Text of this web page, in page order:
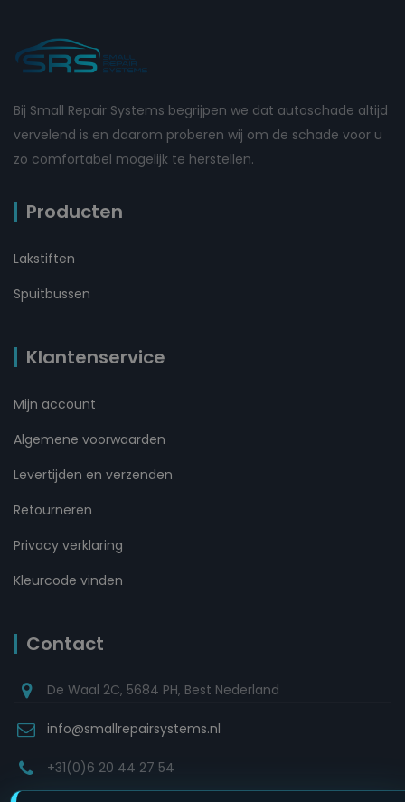
Bij Small Repair Systems begrijpen we dat autoschade altijd
vervelend is en daarom proberen wij om de schade voor u
zo comfortabel mogelijk te herstellen.
Producten
Lakstiften
Spuitbussen
Klantenservice
Mijn account
Algemene voorwaarden
Levertijden en verzenden
Retourneren
Privacy verklaring
Kleurcode vinden
Contact
De Waal 2C, 5684 PH, Best Nederland
info@smallrepairsystems.nl
+31(0)6 20 44 27 54